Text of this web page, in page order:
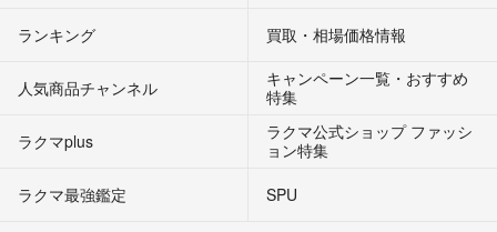
ランキング 買取・相場価格情報
人気商品チャンネル
キャンペーン一覧・おすすめ
特集
ラクマplus
ラクマ公式ショップ ファッシ
ョン特集
ラクマ最強鑑定
SPU